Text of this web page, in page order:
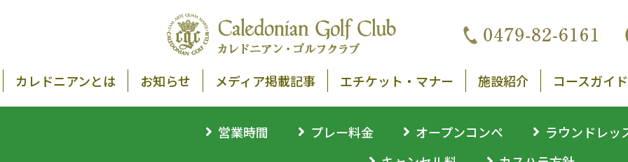
カレドニアンとは お知らせ メディア掲載記事 エチケット・マナー 施設紹介 コースガイド
営業時間 プレー料金 オープンコンペ ラウンドレッ